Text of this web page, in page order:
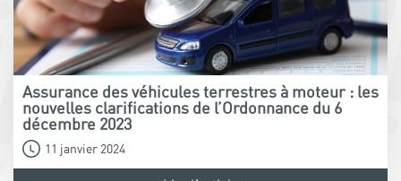
Assurance des véhicules terrestres à moteur : les
nouvelles clarifications de l’Ordonnance du 6
décembre 2023
11 janvier 2024